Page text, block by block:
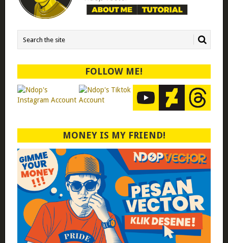
FOLLOW ME!
MONEY IS MY FRIEND!